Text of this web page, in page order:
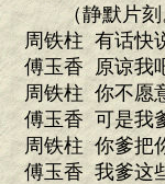
（静默片刻
周铁柱 有话快
傅玉香 原谅我
周铁柱 你不愿
傅玉香 可是
周铁柱 你爹把
傅玉香 我爹这